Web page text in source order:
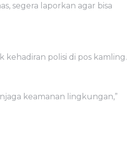
segera laporkan agar bisa
polisi di pos kamling.
keamanan lingkungan,”